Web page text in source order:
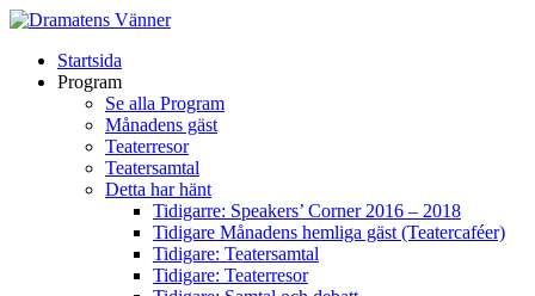
Startsida
Program
Se alla Program
Månadens gäst
Teaterresor
Teatersamtal
Detta har hänt
Tidigarre: Speakers’ Corner 2016 – 2018
Tidigare Månadens hemliga gäst (Teatercaféer)
Tidigare: Teatersamtal
Tidigare: Teaterresor